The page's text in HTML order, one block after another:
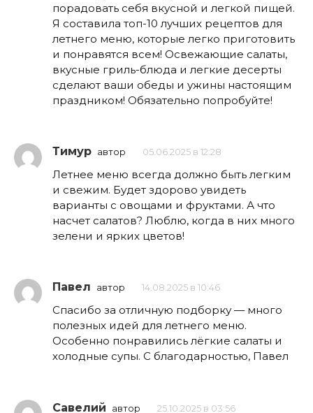
порадовать себя вкусной и легкой пищей.
Я составила топ-10 лучших рецептов для
летнего меню, которые легко приготовить
и понравятся всем! Освежающие салаты,
вкусные гриль-блюда и легкие десерты
сделают ваши обеды и ужины настоящим
праздником! Обязательно попробуйте!
Тимур автор 05.06.2025 в 12:28
Летнее меню всегда должно быть легким
и свежим. Будет здорово увидеть
варианты с овощами и фруктами. А что
насчет салатов? Люблю, когда в них много
зелени и ярких цветов!
Павел автор 14.08.2025 в 10:46
Спасибо за отличную подборку — много
полезных идей для летнего меню.
Особенно понравились лёгкие салаты и
холодные супы. С благодарностью, Павел
Савелий автор 25.10.2025 в 03:56